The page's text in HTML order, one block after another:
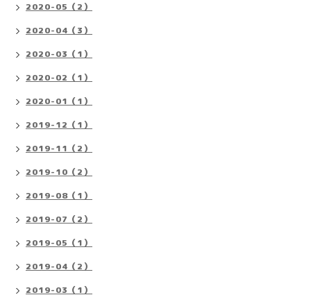
2020-05（2）
2020-04（3）
2020-03（1）
2020-02（1）
2020-01（1）
2019-12（1）
2019-11（2）
2019-10（2）
2019-08（1）
2019-07（2）
2019-05（1）
2019-04（2）
2019-03（1）